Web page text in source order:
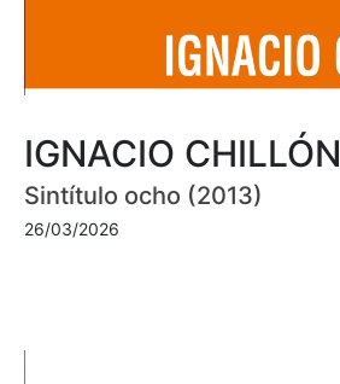
IGNACIO CHILLÓN
Sintítulo ocho (2013)
26/03/2026